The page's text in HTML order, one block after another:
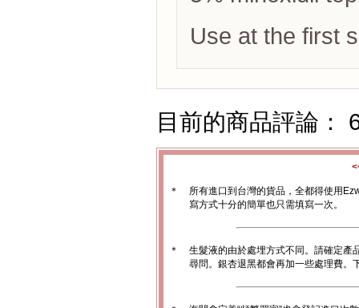
Use at the first
目前的商品評論：
＊
所有進口到台灣的貨品，全都得使用
寫方式十分的簡單也只需填寫一次。
＊
生髮液的由於處埋方式不同。請確定產
尋問。銀杏退黑都會再加一些處理費。